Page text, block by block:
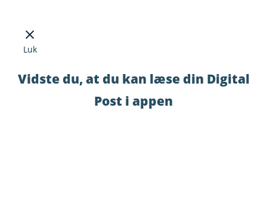
Luk
Vidste du, at du kan læse din Digital
Post i appen